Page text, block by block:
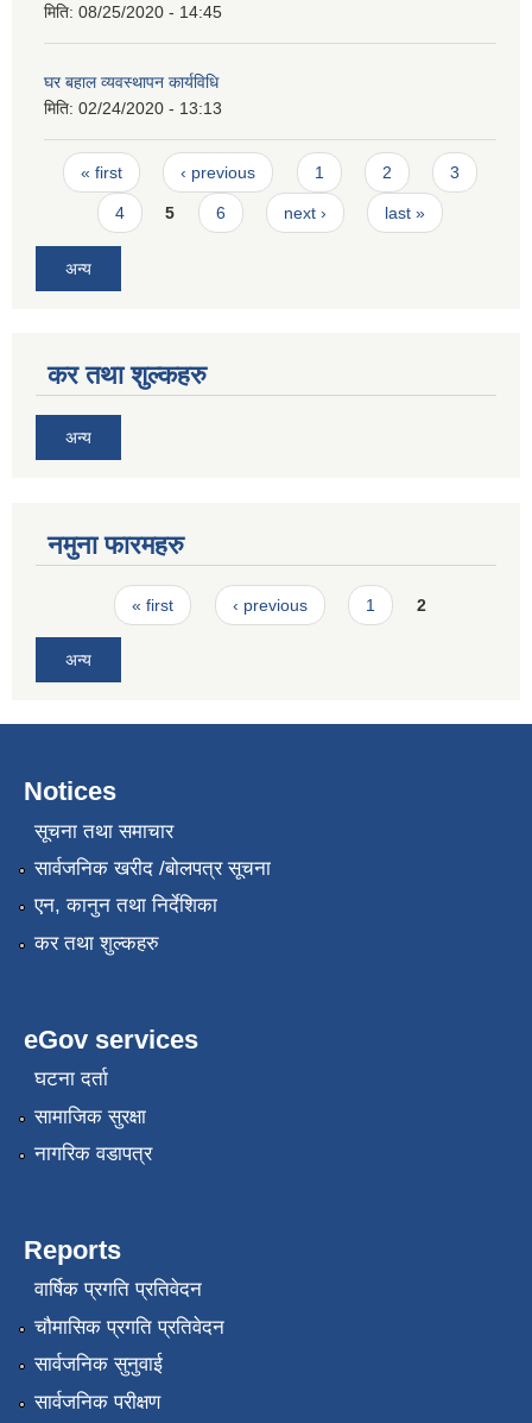
मिति: 08/25/2020 - 14:45
घर बहाल व्यवस्थापन कार्यविधि
मिति: 02/24/2020 - 13:13
Pages
« first ‹ previous 1 2 3
4 5 6 next › last »
अन्य
कर तथा शुल्कहरु
अन्य
नमुना फारमहरु
Pages« first ‹ previous 1 2
अन्य
Notices
सूचना तथा समाचार
सार्वजनिक खरीद /बोलपत्र सूचना
एन, कानुन तथा निर्देशिका
कर तथा शुल्कहरु
eGov services
घटना दर्ता
सामाजिक सुरक्षा
नागरिक वडापत्र
Reports
वार्षिक प्रगति प्रतिवेदन
चौमासिक प्रगति प्रतिवेदन
सार्वजनिक सुनुवाई
सार्वजनिक परीक्षण